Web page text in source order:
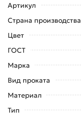
Артикул
Страна производства
Цвет
ГОСТ
Марка
Вид проката
Материал
Тип